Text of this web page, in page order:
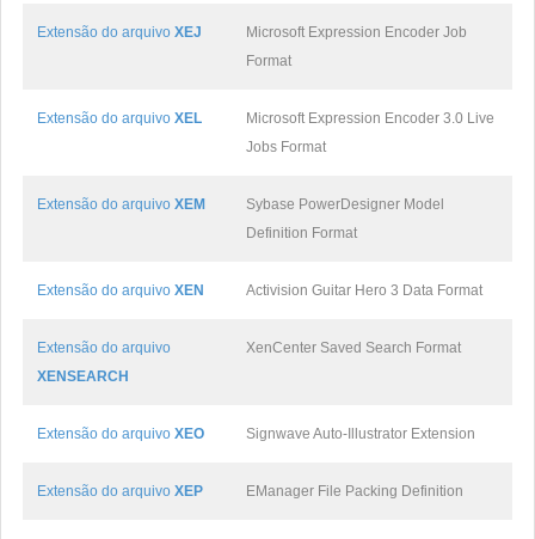
Extensão do arquivo XEJ
Microsoft Expression Encoder Job
Format
Extensão do arquivo XEL
Microsoft Expression Encoder 3.0 Live
Jobs Format
Extensão do arquivo XEM
Sybase PowerDesigner Model
Definition Format
Extensão do arquivo XEN Activision Guitar Hero 3 Data Format
Extensão do arquivo
XENSEARCH
XenCenter Saved Search Format
Extensão do arquivo XEO Signwave Auto-Illustrator Extension
Extensão do arquivo XEP EManager File Packing Definition